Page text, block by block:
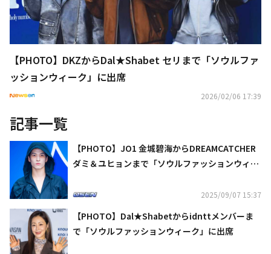
【PHOTO】DKZからDal★Shabet セリまで「ソウルファ
ッションウィーク」に出席
2026/02/06 17:39
記事一覧
【PHOTO】JO1 金城碧海からDREAMCATCHER
ダミ＆ユヒョンまで「ソウルファッションウィー
2025/09/07 15:37
【PHOTO】Dal★Shabetからidnttメンバーま
で「ソウルファッションウィーク」に出席